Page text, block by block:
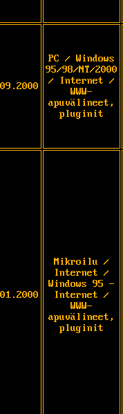
PC / Windows
95/98/NT/2000
/ Internet /
WWW-
apuvälineet,
pluginit
Mikroilu /
Internet /
Windows 95 -
Internet /
WWW-
apuvälineet,
pluginit